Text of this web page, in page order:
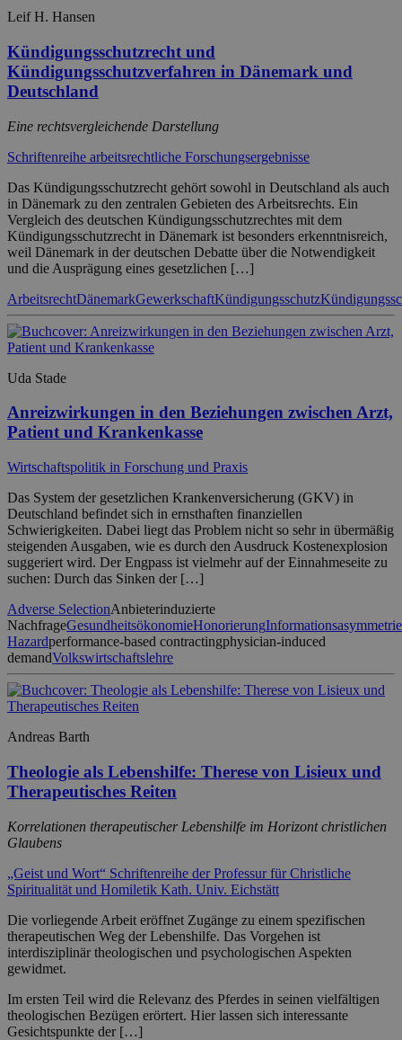
Leif H. Hansen
Kündigungsschutzrecht und
Kündigungsschutzverfahren in Dänemark und
Deutschland
Eine rechtsvergleichende Darstellung
Schriftenreihe arbeitsrechtliche Forschungsergebnisse
Das Kündigungsschutzrecht gehört sowohl in Deutschland als auch
in Dänemark zu den zentralen Gebieten des Arbeitsrechts. Ein
Vergleich des deutschen Kündigungsschutzrechtes mit dem
Kündigungsschutzrecht in Dänemark ist besonders erkenntnisreich,
weil Dänemark in der deutschen Debatte über die Notwendigkeit
und die Ausprägung eines gesetzlichen […]
ArbeitsrechtDänemarkGewerkschaftKündigungsschutz
Uda Stade
Anreizwirkungen in den Beziehungen zwischen Arzt,
Patient und Krankenkasse
Wirtschaftspolitik in Forschung und Praxis
Das System der gesetzlichen Krankenversicherung (GKV) in
Deutschland befindet sich in ernsthaften finanziellen
Schwierigkeiten. Dabei liegt das Problem nicht so sehr in übermäßig
steigenden Ausgaben, wie es durch den Ausdruck Kostenexplosion
suggeriert wird. Der Engpass ist vielmehr auf der Einnahmeseite zu
suchen: Durch das Sinken der […]
Adverse SelectionAnbieterinduzierte
NachfrageGesundheitsökonomieHonorierung
Hazardperformance-based contractingphysician-induced
demandVolkswirtschaftslehre
Andreas Barth
Theologie als Lebenshilfe: Therese von Lisieux und
Therapeutisches Reiten
Korrelationen therapeutischer Lebenshilfe im Horizont christlichen
Glaubens
„Geist und Wort“ Schriftenreihe der Professur für Christliche
Spiritualität und Homiletik Kath. Univ. Eichstätt
Die vorliegende Arbeit eröffnet Zugänge zu einem spezifischen
therapeutischen Weg der Lebenshilfe. Das Vorgehen ist
interdisziplinär theologischen und psychologischen Aspekten
gewidmet.
Im ersten Teil wird die Relevanz des Pferdes in seinen vielfältigen
theologischen Bezügen erörtert. Hier lassen sich interessante
Gesichtspunkte der […]